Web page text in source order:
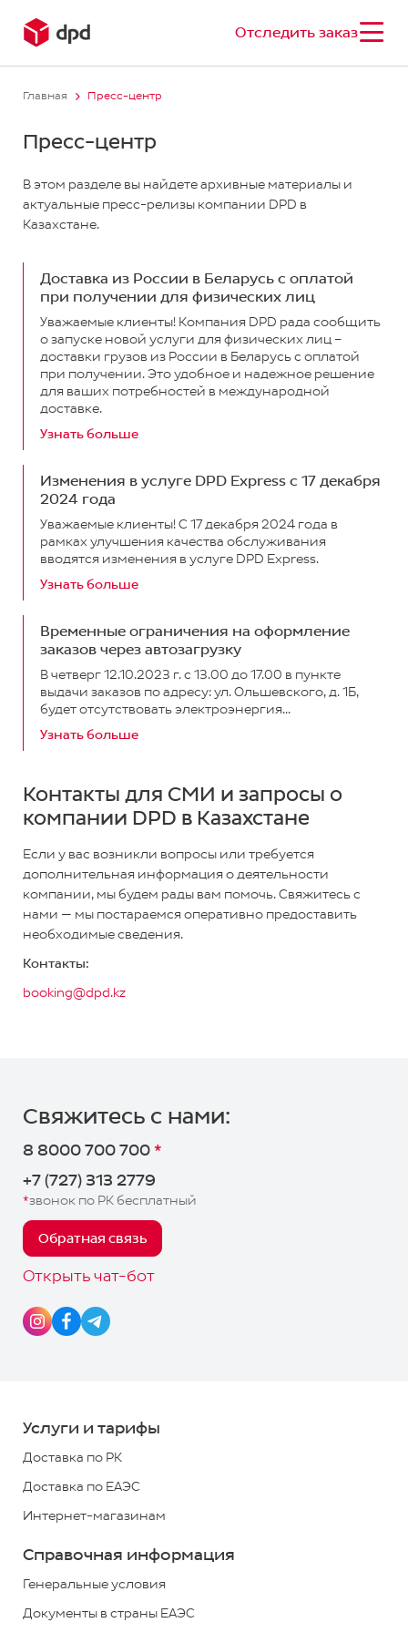
Отследить заказ
Главная Пресс-центр
Пресс-центр
В этом разделе вы найдете архивные материалы и
актуальные пресс-релизы компании DPD в
Казахстане.
Доставка из России в Беларусь с оплатой
при получении для физических лиц
Уважаемые клиенты! Компания DPD рада сообщить
о запуске новой услуги для физических лиц –
доставки грузов из России в Беларусь с оплатой
при получении. Это удобное и надежное решение
для ваших потребностей в международной
доставке.
Узнать больше
Изменения в услуге DPD Express с 17 декабря
2024 года
Уважаемые клиенты! С 17 декабря 2024 года в
рамках улучшения качества обслуживания
вводятся изменения в услуге DPD Express.
Узнать больше
Временные ограничения на оформление
заказов через автозагрузку
В четверг 12.10.2023 г. с 13.00 до 17.00 в пункте
выдачи заказов по адресу: ул. Ольшевского, д. 1Б,
будет отсутствовать электроэнергия...
Узнать больше
Контакты для СМИ и запросы о
компании DPD в Казахстане
Если у вас возникли вопросы или требуется
дополнительная информация о деятельности
компании, мы будем рады вам помочь. Свяжитесь с
нами — мы постараемся оперативно предоставить
необходимые сведения.
Контакты:
booking@dpd.kz
Юридическое лицо
стоимости нужно производить
в калькуляторе, а не в ЛК при
Управлять
Telegram-чат
Скачать приложение получателя
Заключить
Телефоны
для
8
*
+7
(727)
313
2779
*звонок
РК
Услуги и тарифы
Доставка по РК
Доставка по ЕАЭС
Интернет-магазинам
Справочная информация
Генеральные условия
Документы в страны ЕАЭС
Свяжитесь с нами:
8 8000 700 700 *
+7 (727) 313 2779
*звонок по РК бесплатный
Обратная связь
Открыть чат-бот